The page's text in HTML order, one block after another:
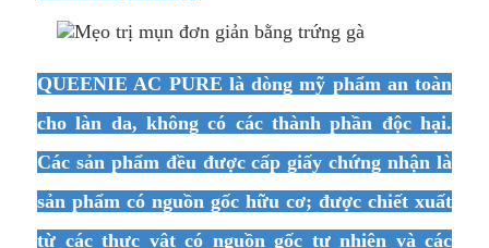
QUEENIE AC PURE là dòng mỹ phẩm an toàn
cho làn da, không có các thành phần độc hại.
Các sản phẩm đều được cấp giấy chứng nhận là
sản phẩm có nguồn gốc hữu cơ; được chiết xuất
từ các thực vật có nguồn gốc tự nhiên và các